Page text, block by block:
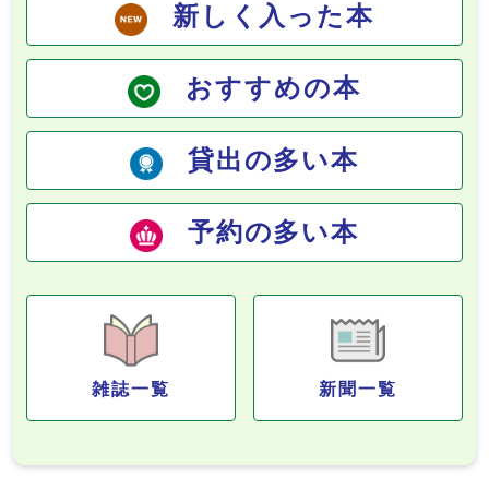
新しく入った本
おすすめの本
貸出の多い本
予約の多い本
雑誌一覧 新聞一覧